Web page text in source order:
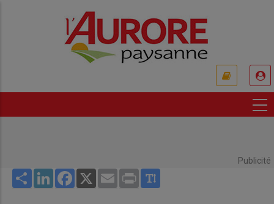
Publicité
Share LinkedInFacebook
X Email Print